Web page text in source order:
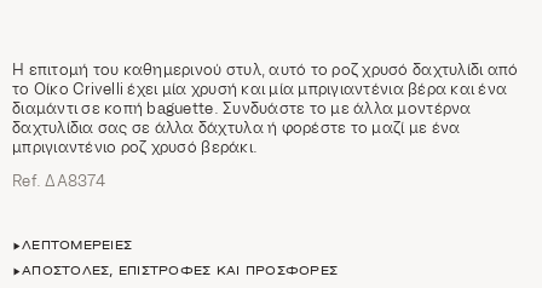
Η επιτομή του καθημερινού στυλ, αυτό το ροζ χρυσό δαχτυλίδι από
το Οίκο Crivelli έχει μία χρυσή και μία μπριγιαντένια βέρα και ένα
διαμάντι σε κοπή baguette. Συνδυάστε το με άλλα μοντέρνα
δαχτυλίδια σας σε άλλα δάχτυλα ή φορέστε το μαζί με ένα
μπριγιαντένιο ροζ χρυσό βεράκι.
Ref. ΔΑ8374
ΛΕΠΤΟΜΈΡΕΙΕΣ
ΑΠΟΣΤΟΛΈΣ, ΕΠΙΣΤΡΟΦΈΣ ΚΑΙ ΠΡΟΣΦΟΡΈΣ